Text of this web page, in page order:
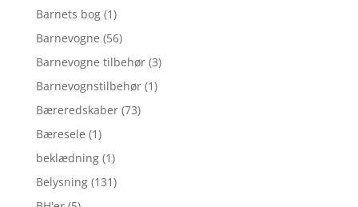
Barnets bog (1)
Barnevogne (56)
Barnevogne tilbehør (3)
Barnevognstilbehør (1)
Bæreredskaber (73)
Bæresele (1)
beklædning (1)
Belysning (131)